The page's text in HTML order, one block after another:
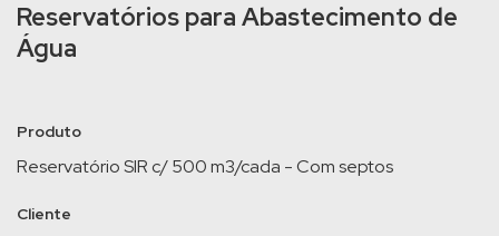
Reservatórios para Abastecimento de
Água
Produto
Reservatório SIR c/ 500 m3/cada - Com septos
Cliente